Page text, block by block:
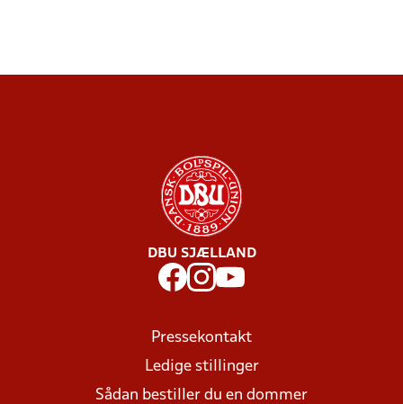
DBU SJÆLLAND
Pressekontakt
Ledige stillinger
Sådan bestiller du en dommer